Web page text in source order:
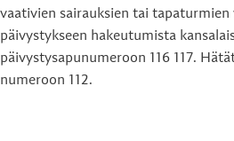
vaativien sairauksien tai tapaturmien
päivystykseen hakeutumista
päivystysapunumeroon 116 117.
numeroon 112.